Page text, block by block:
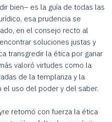
bien– es la guía de todas las
esa prudencia se
en el consejo recto al
soluciones justas y
transgredir la ética por ganar
valoró virtudes como la
de la templanza y la
el uso del poder y del saber.
retomó con fuerza la ética